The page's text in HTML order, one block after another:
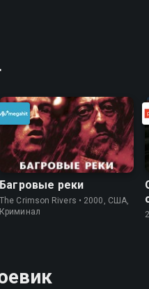
Багровые реки
The Crimson Rivers • 2000, США,
Криминал